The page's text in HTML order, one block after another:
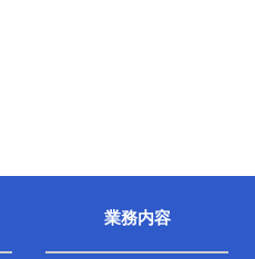
業務内容